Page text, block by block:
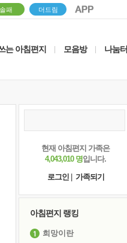
솔패 더드림
는 아침편지 모음방 나눔터
현재 아침편지 가족은
4,043,010 명입니다.
로그인
가족되기
아침편지 랭킹
희망이란